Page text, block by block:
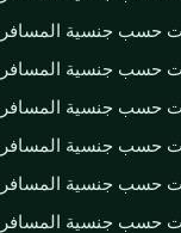
حسب جنسية المسافر
حسب جنسية المسافر
حسب جنسية المسافر
حسب جنسية المسافر
حسب جنسية المسافر
حسب جنسية المسافر